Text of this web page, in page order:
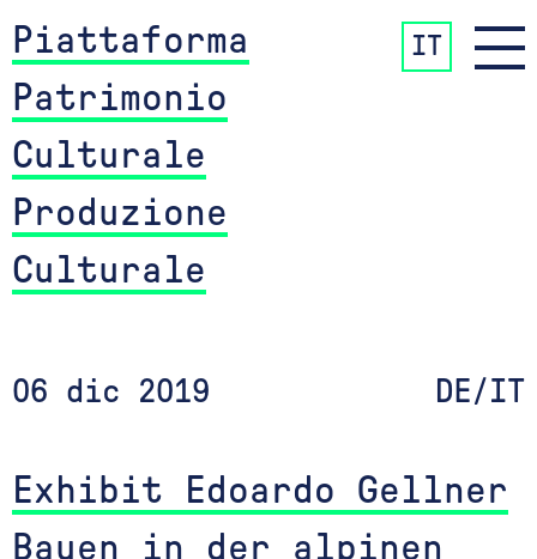
Piattaforma
Patrimonio
Culturale
Produzione
Culturale
IT
06 dic 2019 DE/IT
Exhibit Edoardo Gellner
Bauen in der alpinen